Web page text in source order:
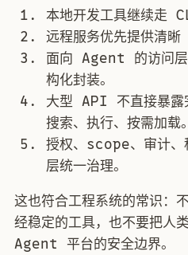
本地开发工具继续走
远程服务优先提供清晰
面向 Agent 的访问层
构化封装。
大型 API 不直接暴露
搜索、执行、按需加载。
授权、scope、审计、
层统一治理。
这也符合工程系统的常识：
经稳定的工具，也不要把
Agent 平台的安全边界。